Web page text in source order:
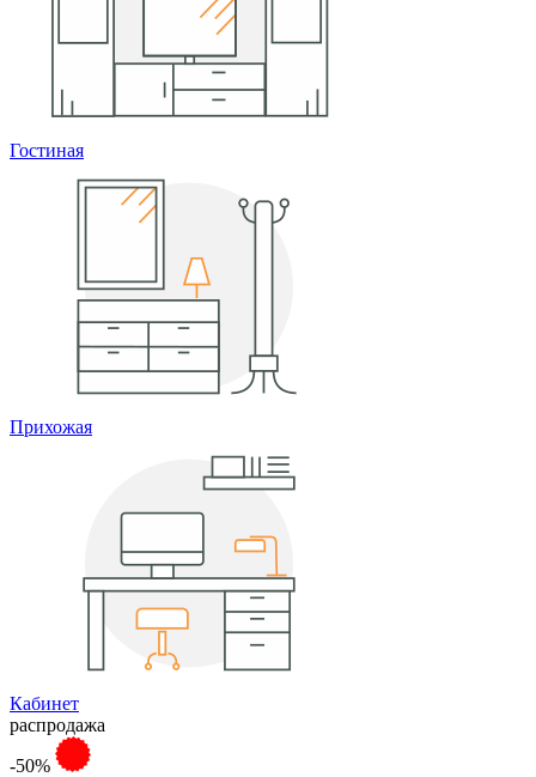
Гостиная
Прихожая
Кабинет
распродажа
-50%